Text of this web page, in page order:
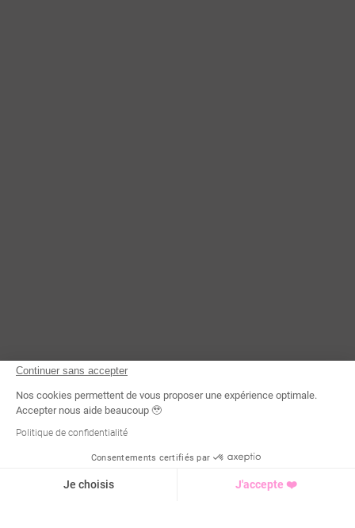
Continuer sans accepter
Nos cookies permettent de vous proposer une expérience optimale.
Accepter nous aide beaucoup 🥹
Politique de confidentialité
Consentements certifiés par
Je choisis J'accepte ❤️